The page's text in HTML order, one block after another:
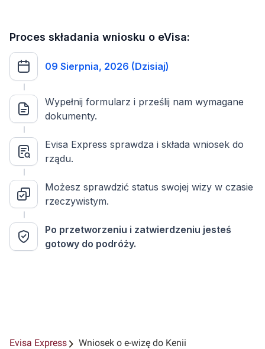
Proces składania wniosku o eVisa:
09 Sierpnia, 2026 (Dzisiaj)
Wypełnij formularz i prześlij nam wymagane
dokumenty.
Evisa Express sprawdza i składa wniosek do
rządu.
Możesz sprawdzić status swojej wizy w czasie
rzeczywistym.
Po przetworzeniu i zatwierdzeniu jesteś
gotowy do podróży.
Evisa Express Wniosek o e-wizę do Kenii